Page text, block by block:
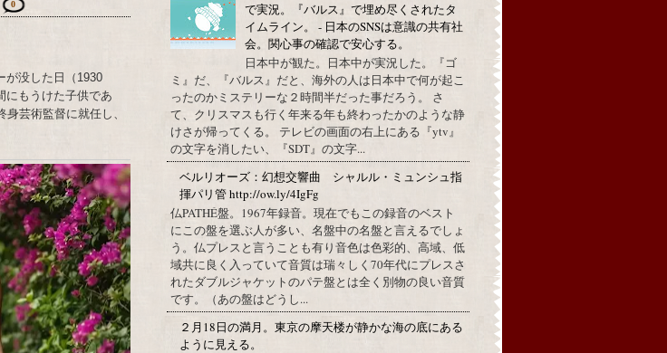
0
が没した日（1930
にもうけた子供であ
芸術監督に就任し、
で実況。『バルス』で埋め尽くされたタ
イムライン。 - 日本のSNSは意識の共有社
会。関心事の確認で安心する。
日本中が観た。日本中が実況した。『ゴ
ミ』だ、『バルス』だと、海外の人は日本中で何が起こ
ったのかミステリーな２時間半だった事だろう。 さ
て、クリスマスも行く年来る年も終わったかのような静
けさが帰ってくる。 テレビの画面の右上にある『ytv』
の文字を消したい、『SDT』の文字...
ベルリオーズ：幻想交響曲 シャルル・ミュンシュ指
揮パリ管 http://ow.ly/4IgFg
仏PATHÉ盤。1967年録音。現在でもこの録音のベスト
にこの盤を選ぶ人が多い、名盤中の名盤と言えるでしょ
う。仏プレスと言うことも有り音色は色彩的、高域、低
域共に良く入っていて音質は瑞々しく70年代にプレスさ
れたダブルジャケットのパテ盤とは全く別物の良い音質
です。（あの盤はどうし...
２月18日の満月。東京の摩天楼が静かな海の底にある
ように見える。